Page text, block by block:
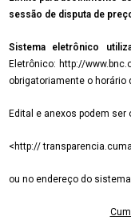
sessão de disputa de
Sistema eletrônico
Eletrônico: http://
obrigatoriamente o horário
Edital e anexos podem ser
<http://
ou no endereço do